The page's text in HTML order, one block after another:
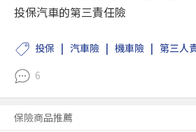
投保汽車的第三責任險
投保 汽車險 機車險
第三人
6
保險商品推薦